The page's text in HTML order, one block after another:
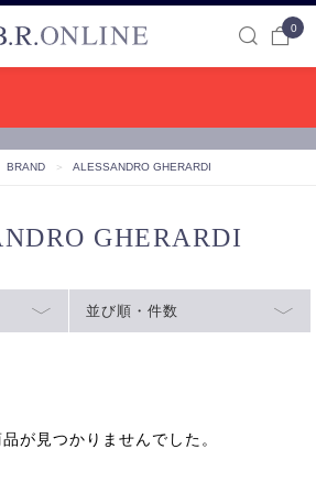
0
BRAND ＞ ALESSANDRO GHERARDI
GHERARDI
並び順・件数
が見つかりませんでした。